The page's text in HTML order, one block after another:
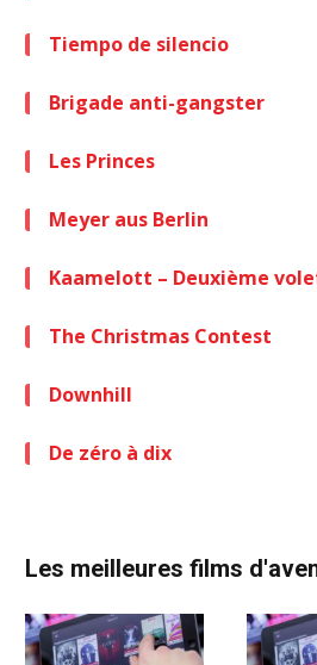
Tiempo de silencio
Brigade anti-gangster
Les Princes
Meyer aus Berlin
Kaamelott – Deuxième
The Christmas Contest
Downhill
De zéro à dix
Les meilleures films